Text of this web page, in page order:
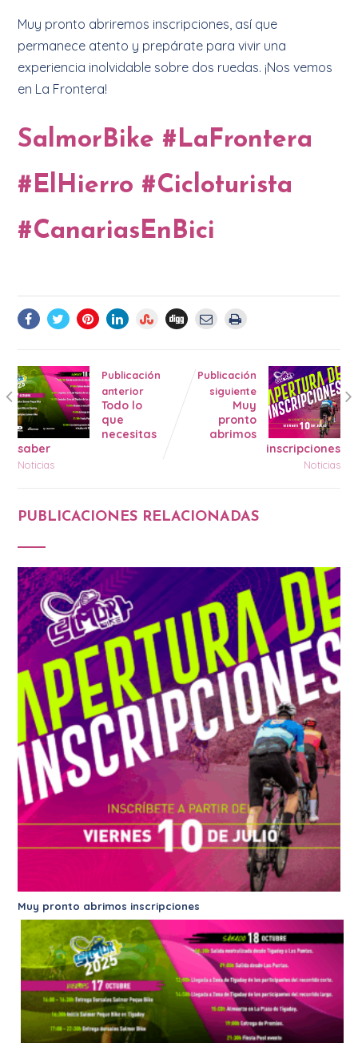
Muy pronto abriremos inscripciones, así que
permanece atento y prepárate para vivir una
experiencia inolvidable sobre dos ruedas. ¡Nos vemos
en La Frontera!
SalmorBike #LaFrontera
#ElHierro #Cicloturista
#CanariasEnBici
Publicación
anterior
Todo lo
que
necesitas
saber
Noticias
Publicación
siguiente
Muy
pronto
abrimos
inscripciones
Noticias
PUBLICACIONES RELACIONADAS
Muy pronto abrimos inscripciones